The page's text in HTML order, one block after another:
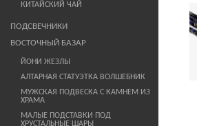
КИТАЙСКИЙ ЧАЙ
ПОДСВЕЧНИКИ
ВОСТОЧНЫЙ БАЗАР
ЙОНИ ЖЕЗЛЫ
АЛТАРНАЯ СТАТУЭТКА ВОЛШЕБНИК
МУЖСКАЯ ПОДВЕСКА С КАМНЕМ ИЗ
ХРАМА
МАЛЫЕ ПОДСТАВКИ ПОД
ХРУСТАЛЬНЫЕ ШАРЫ